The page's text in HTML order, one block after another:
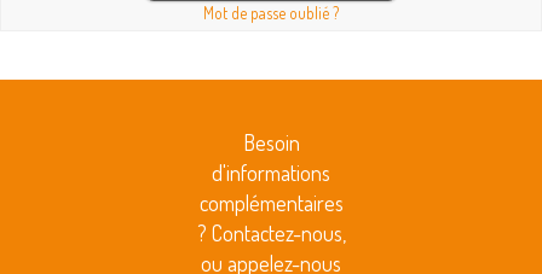
Mot de passe oublié ?
Besoin
d'informations
complémentaires
? Contactez-nous,
ou appelez-nous